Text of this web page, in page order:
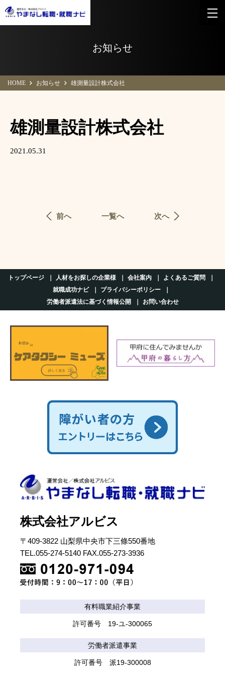
お知らせ
HOME お知らせ 雄測量設計株式会社
雄測量設計株式会社
2021.05.31
前へ 一覧へ 次へ
トップページ 人材をお探しの企業様 会社案内
よくあるご質問
就職成功ナビ
プライバシーポリシー
労働者派遣法に基づく情報公開
お問い合わせ
株式会社アルビス
〒409-3822 山梨県中央市下三條550番地
TEL.055-274-5140 FAX.055-273-3936
有料職業紹介事業
許可番号 19-ユ-300065
労働者派遣事業
許可番号 派19-300008